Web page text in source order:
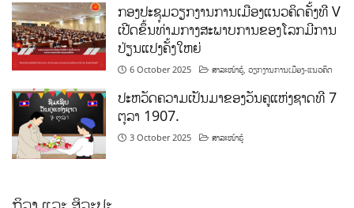
ກອງປະຊຸມວຽກງານການເມືອງແນວຄິດຄັ້ງທີ V
ເປີດຂຶ້ນທ່າມກາງສະພາບການຂອງໂລກມີການ
ປ່ຽນແປງຄັ້ງໃຫຍ່
6 October 2025 ສາລະໜ້າຮູ້ ,ວຽກງານການເມືອງ-ແນວຄິດ
ປະຫວັດຄວາມເປັນມາຂອງວັນຄູແຫ່ງຊາດທີ 7
ຕຸລາ 1907.
3 October 2025 ສາລະໜ້າຮູ້